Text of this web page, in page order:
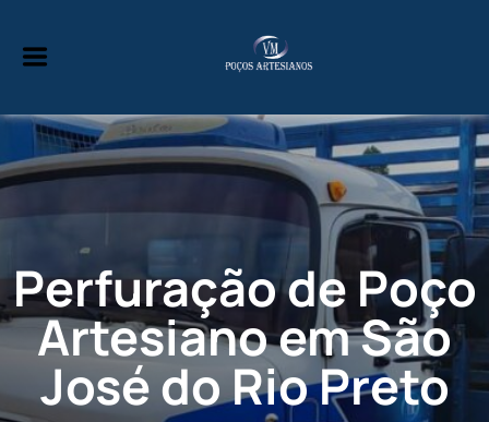
Perfuração de Poço
Artesiano em São
José do Rio Preto